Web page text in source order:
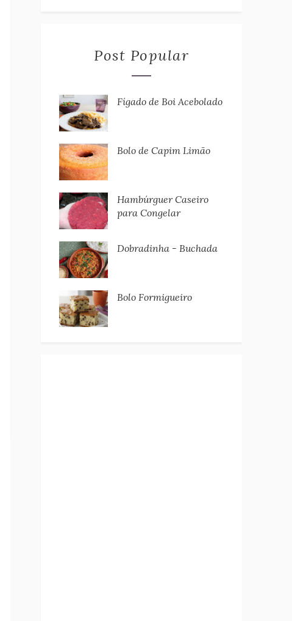
Post Popular
Fígado de Boi Acebolado
Bolo de Capim Limão
Hambúrguer Caseiro
para Congelar
Dobradinha - Buchada
Bolo Formigueiro